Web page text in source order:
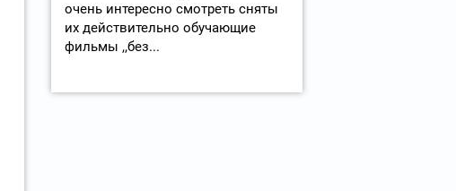
очень интересно смотреть сняты
их действительно обучающие
фильмы ,,без...